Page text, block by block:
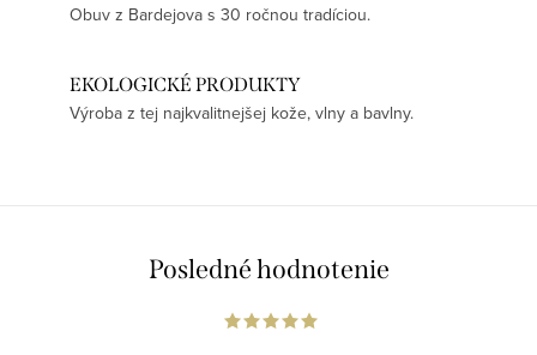
Obuv z Bardejova s 30 ročnou tradíciou.
EKOLOGICKÉ PRODUKTY
Výroba z tej najkvalitnejšej kože, vlny a bavlny.
Posledné hodnotenie